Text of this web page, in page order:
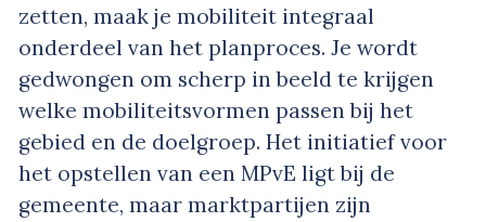
zetten, maak je mobiliteit integraal
onderdeel van het planproces. Je wordt
gedwongen om scherp in beeld te krijgen
welke mobiliteitsvormen passen bij het
gebied en de doelgroep. Het initiatief voor
het opstellen van een MPvE ligt bij de
gemeente, maar marktpartijen zijn